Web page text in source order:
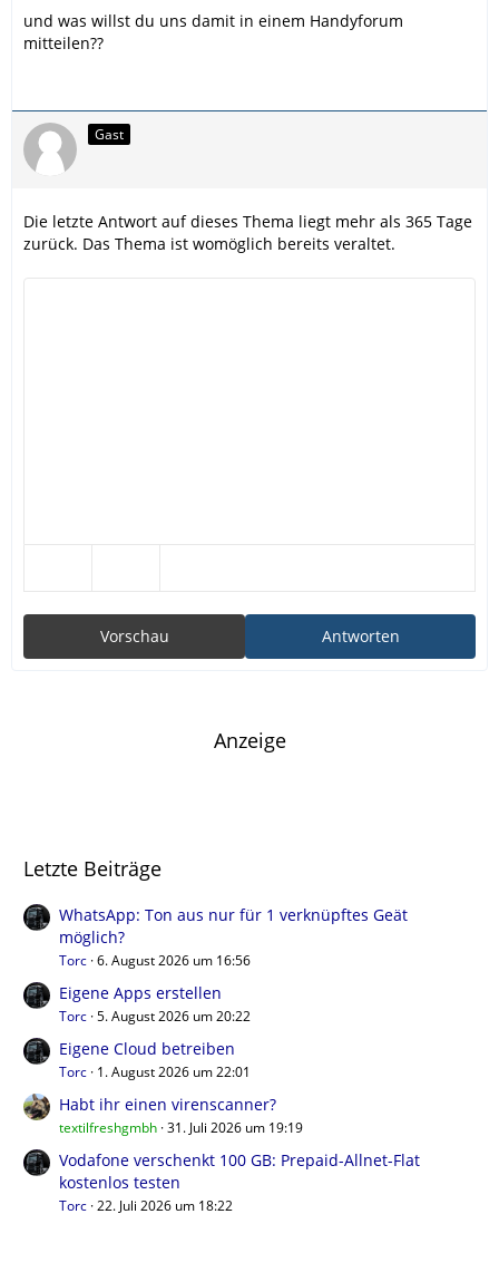
und was willst du uns damit in einem Handyforum
mitteilen??
Gast
Die letzte Antwort auf dieses Thema liegt mehr als 365 Tage
zurück. Das Thema ist womöglich bereits veraltet.
Antworten
Vorschau
Anzeige
Letzte Beiträge
WhatsApp: Ton aus nur für 1 verknüpftes Geät
möglich?
Torc 6. August 2026 um 16:56
Eigene Apps erstellen
Torc 5. August 2026 um 20:22
Eigene Cloud betreiben
Torc 1. August 2026 um 22:01
Habt ihr einen virenscanner?
textilfreshgmbh 31. Juli 2026 um 19:19
Vodafone verschenkt 100 GB: Prepaid-Allnet-Flat
kostenlos testen
Torc 22. Juli 2026 um 18:22